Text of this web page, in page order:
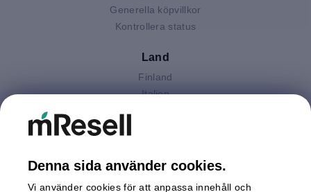
Generella köpvillkor
Kontrollera status
Land
Finland
Italien
Storbritannien
Denna sida använder cookies.
Vi använder cookies för att anpassa innehåll och